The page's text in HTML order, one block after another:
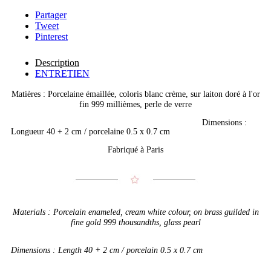
Partager
Tweet
Pinterest
Description
ENTRETIEN
Matières : Porcelaine émaillée, coloris blanc crème, sur laiton doré à l'or
fin 999 millièmes, perle de verre
Dimensions :
Longueur 40 + 2 cm / porcelaine 0.5 x 0.7 cm
Fabriqué à Paris
Materials : Porcelain enameled, cream white colour, on brass guilded in
fine gold 999 thousandths, glass pearl
Dimensions : Length 40 + 2 cm / porcelain 0.5 x 0.7 cm